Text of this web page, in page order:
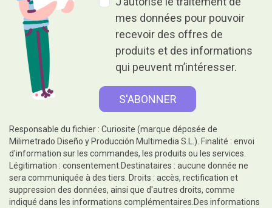
mes données pour pouvoir
recevoir des offres de
produits et des informations
qui peuvent m’intéresser.
Responsable du fichier : Curiosite (marque déposée de
Milimetrado Diseño y Producción Multimedia S.L.). Finalité : envoi
d'information sur les commandes, les produits ou les services.
Légitimation : consentement.Destinataires : aucune donnée ne
sera communiquée à des tiers. Droits : accès, rectification et
suppression des données, ainsi que d'autres droits, comme
indiqué dans les informations complémentaires.Des informations